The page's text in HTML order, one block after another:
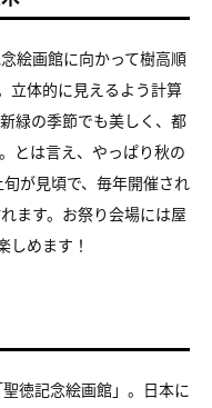
絵画館に向かって樹高順
立体的に見えるよう計算
緑の季節でも美しく、都
とは言え、やっぱり秋の
が見頃で、毎年開催され
ます。お祭り会場には屋
しめます！
徳記念絵画館」。日本に